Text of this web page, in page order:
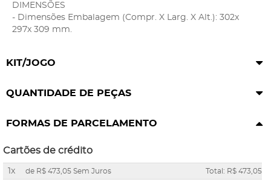
DIMENSÕES
- Dimensões Embalagem (Compr. X Larg. X Alt.): 302x
297x 309 mm.
KIT/JOGO
QUANTIDADE DE PEÇAS
FORMAS DE PARCELAMENTO
Cartões de crédito
1x de R$ 473,05 Sem Juros Total: R$ 473,05